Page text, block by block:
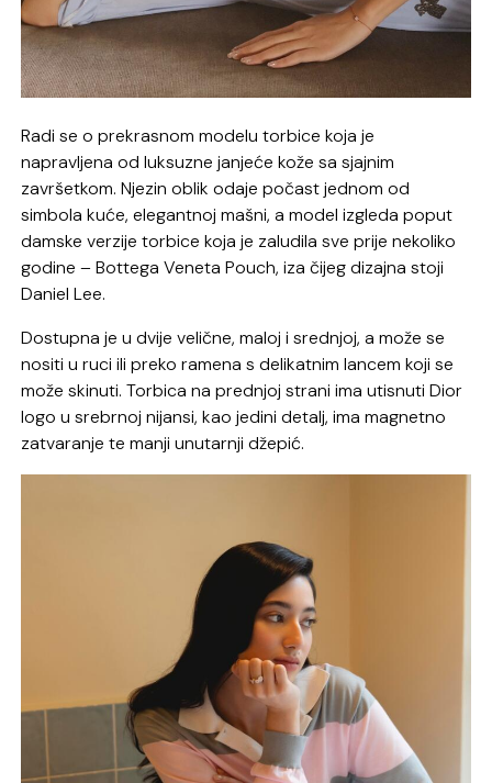
Radi se o prekrasnom modelu torbice koja je
napravljena od luksuzne janjeće kože sa sjajnim
završetkom. Njezin oblik odaje počast jednom od
simbola kuće, elegantnoj mašni, a model izgleda poput
damske verzije torbice koja je zaludila sve prije nekoliko
godine – Bottega Veneta Pouch, iza čijeg dizajna stoji
Daniel Lee.
Dostupna je u dvije velične, maloj i srednjoj, a može se
nositi u ruci ili preko ramena s delikatnim lancem koji se
može skinuti. Torbica na prednjoj strani ima utisnuti Dior
logo u srebrnoj nijansi, kao jedini detalj, ima magnetno
zatvaranje te manji unutarnji džepić.